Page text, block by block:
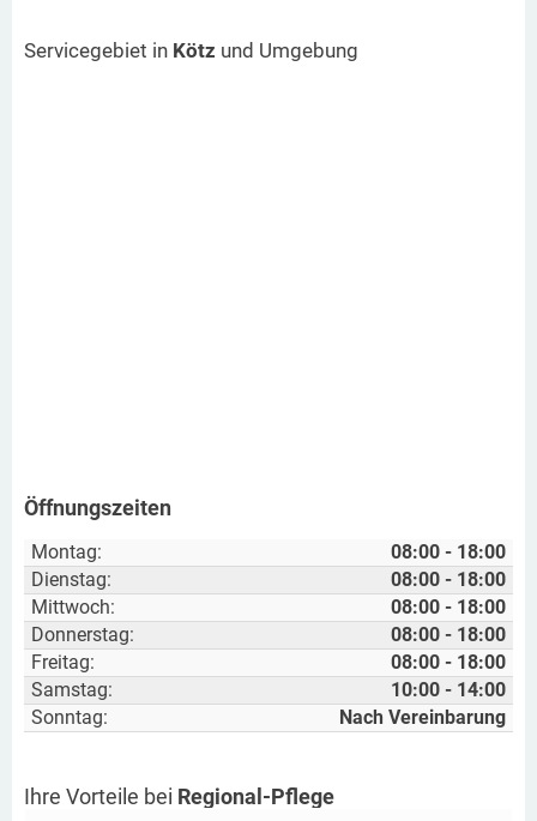
Servicegebiet in Kötz und Umgebung
Öffnungszeiten
Montag:
08:00 - 18:00
Dienstag:
08:00 - 18:00
Mittwoch:
08:00 - 18:00
Donnerstag:
08:00 - 18:00
Freitag:
08:00 - 18:00
Samstag:
10:00 - 14:00
Sonntag:
Nach Vereinbarung
Ihre Vorteile bei Regional-Pflege